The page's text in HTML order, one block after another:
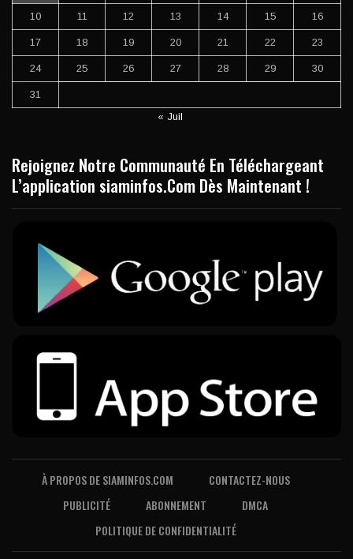
10 11 12 13 14 15 16
17 18 19 20 21 22 23
24 25 26 27 28 29 30
31
« Juil
Rejoignez Notre Communauté En Téléchargeant
L’application siaminfos.Com Dès Maintenant !
À PROPOS DE SIAMINFOS.COM
CONTACTEZ-NOUS
PUBLICITÉ
ABONNEMENT
DMCA
POLITIQUE DE CONFIDENTIALITÉ